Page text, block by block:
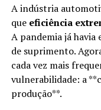
A indústria
que eficiência
A pandemia já havia
de suprimento.
cada vez mais
vulnerabilidade: a
produção**.